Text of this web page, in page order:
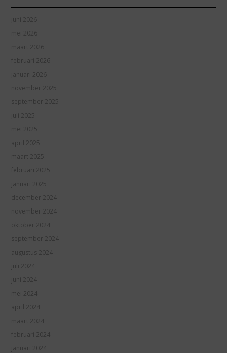
juni 2026
mei 2026
maart 2026
februari 2026
januari 2026
november 2025
september 2025
juli 2025
mei 2025
april 2025
maart 2025
februari 2025
januari 2025
december 2024
november 2024
oktober 2024
september 2024
augustus 2024
juli 2024
juni 2024
mei 2024
april 2024
maart 2024
februari 2024
januari 2024